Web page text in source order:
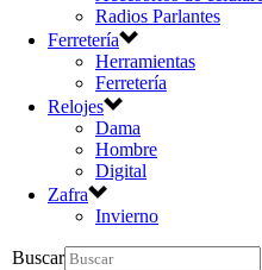
Radios Parlantes
Ferretería
Herramientas
Ferretería
Relojes
Dama
Hombre
Digital
Zafra
Invierno
Buscar